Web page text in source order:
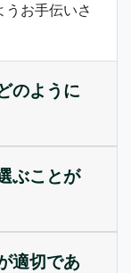
お手伝いさ
のように
ぶことが
適切であ